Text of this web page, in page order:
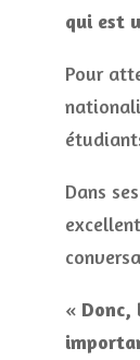
qui est
Pour
Dans
« Donc,